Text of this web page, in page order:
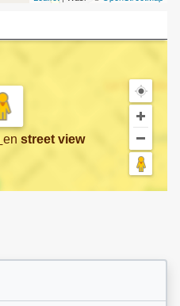
en street view